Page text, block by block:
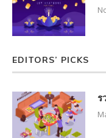
EDITORS’ PICKS
ร